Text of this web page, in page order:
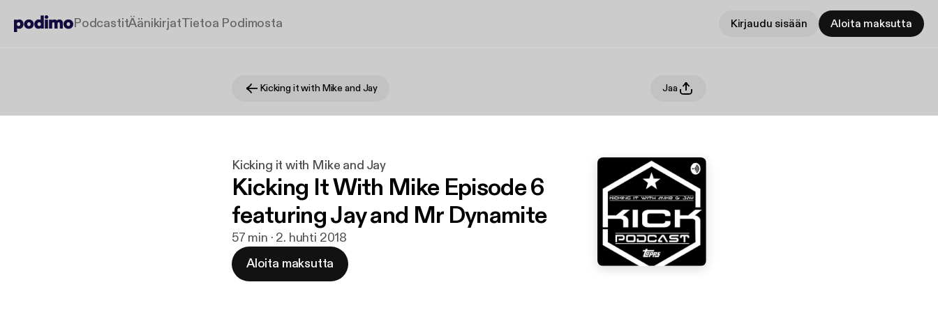
PodcastitÄänikirjatTietoa Podimosta Kirjaudu sisään Aloita maksutta
Kicking it with Mike and Jay Jaa
Kicking it with Mike and Jay
Kicking It With Mike Episode 6
featuring Jay and Mr Dynamite
57 min · 2. huhti 2018
Aloita maksutta